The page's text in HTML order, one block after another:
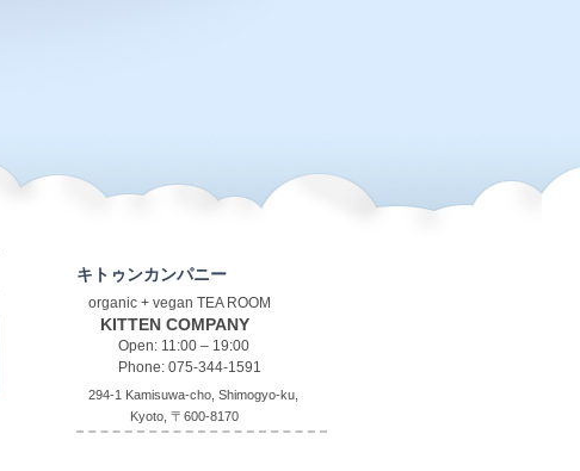
キトゥンカンパニー
organic + vegan TEA ROOM
KITTEN COMPANY
Open: 11:00 – 19:00
Phone: 075-344-1591
294-1 Kamisuwa-cho, Shimogyo-ku,
Kyoto, 〒600-8170